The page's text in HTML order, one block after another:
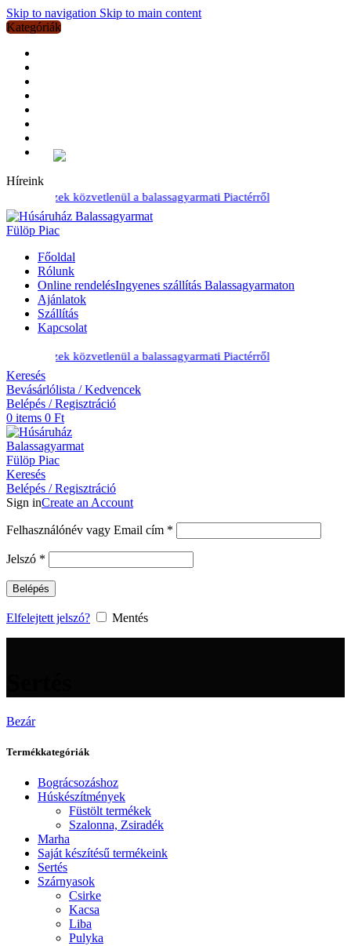
Skip to navigation Skip to main content
Kategóriák
Híreink
ízek közvetlenül a balassagyarmati Piactérről
Főoldal
Rólunk
Online rendelésIngyenes szállítás Balassagyarmaton
Ajánlatok
Szállítás
Kapcsolat
ízek közvetlenül a balassagyarmati Piactérről
Keresés
Bevásárlólista / Kedvencek
Belépés / Regisztráció
0 items 0 Ft
Keresés
Belépés / Regisztráció
Sign inCreate an Account
Felhasználónév vagy Email cím *
Jelszó *
Belépés
Elfelejtett jelszó? Mentés
Bezár
Termékkategóriák
Bográcsozáshoz
Húskészítmények
Füstölt termékek
Szalonna, Zsiradék
Marha
Saját készítésű termékeink
Sertés
Szárnyasok
Csirke
Kacsa
Liba
Pulyka